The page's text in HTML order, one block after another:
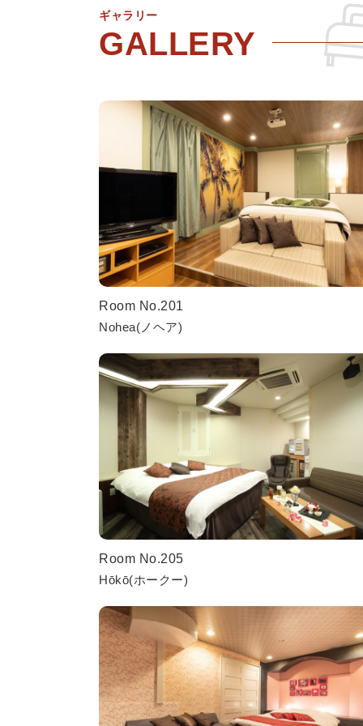
ギャラリー
Room No.201
Nohea(ノヘア)
Room No.205
Hōkō(ホークー)